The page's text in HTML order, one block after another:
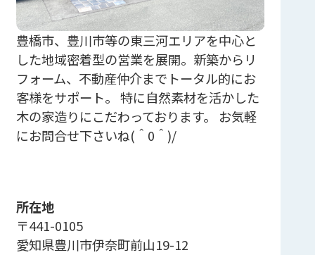
豊橋市、豊川市等の東三河エリアを中心と
した地域密着型の営業を展開。新築からリ
フォーム、不動産仲介までトータル的にお
客様をサポート。 特に自然素材を活かした
木の家造りにこだわっております。 お気軽
にお問合せ下さいね(＾0＾)/
所在地
〒441-0105
愛知県豊川市伊奈町前山19-12